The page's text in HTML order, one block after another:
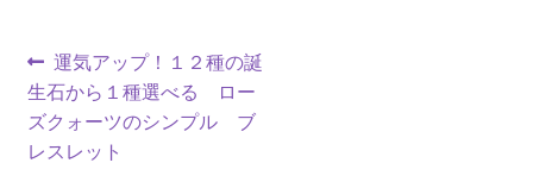
投
稿
ナ
前
の
投
稿:
運気アップ！１２種の誕
生石から１種選べる ロー
ズクォーツのシンプル ブ
レスレット